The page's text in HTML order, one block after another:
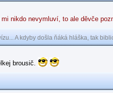
nikdo nevymluví, to ale děvče
A kdyby došla ňáká hláška, tak
brousič.